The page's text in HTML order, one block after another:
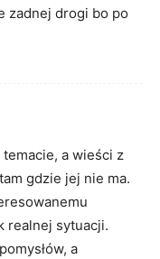
zadnej drogi bo po
a wieści z
gdzie jej nie ma.
realnej sytuacji.
a